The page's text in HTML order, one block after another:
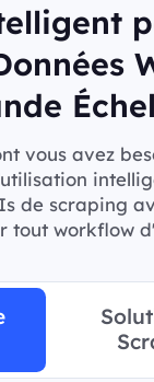
vous avez
de scraping
tout workflow